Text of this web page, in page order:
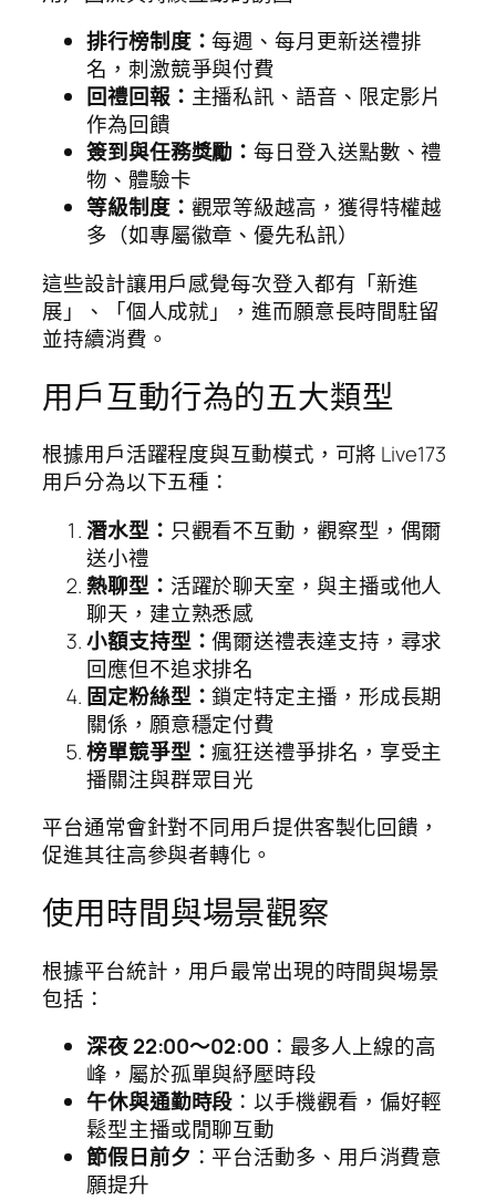
排行榜制度：每週、每月更新送禮排
名，刺激競爭與付費
回禮回報： 主播私訊、語音、限定影片
作為回饋
簽到與任務獎勵：每日登入送點數、禮
物、體驗卡
等級制度： 觀眾等級越高，獲得特權越
多（如專屬徽章、優先私訊）
這些設計讓用戶感覺每次登入都有「新進
展」、「個人成就」，進而願意長時間駐留
並持續消費。
用戶互動行為的五大類型
根據用戶活躍程度與互動模式，可將 Live173
用戶分為以下五種：
潛水型： 只觀看不互動，觀察型，偶爾
送小禮
熱聊型： 活躍於聊天室，與主播或他人
聊天，建立熟悉感
小額支持型：偶爾送禮表達支持，尋求
回應但不追求排名
固定粉絲型：鎖定特定主播，形成長期
關係，願意穩定付費
榜單競爭型：瘋狂送禮爭排名，享受主
播關注與群眾目光
平台通常會針對不同用戶提供客製化回饋，
促進其往高參與者轉化。
使用時間與場景觀察
根據平台統計，用戶最常出現的時間與場景
包括：
深夜 22:00～02:00 ：最多人上線的高
峰，屬於孤單與紓壓時段
午休與通勤時段 ：以手機觀看，偏好輕
鬆型主播或閒聊互動
節假日前夕 ：平台活動多、用戶消費意
願提升